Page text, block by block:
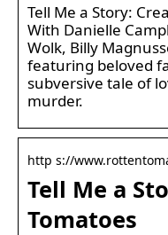
Tell Me a Story:
With Danielle
Wolk, Billy
featuring beloved
subversive tale of
murder.
http s://
Tell Me a
Tomatoes